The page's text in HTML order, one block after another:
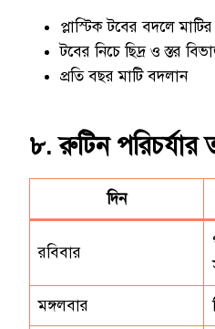
প্লাস্টিক টবের বদলে
টবের নিচে ছিদ্র ও স্তর
প্রতি বছর মাটি বদলান
৮. রুটিন পরিচর্যার
দিন
রবিবার
মঙ্গলবার